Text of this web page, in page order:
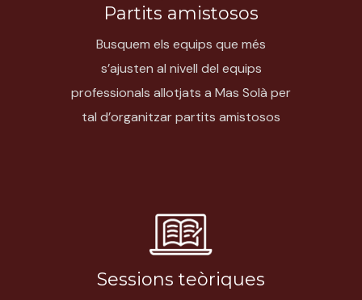
Partits amistosos
Busquem els equips que més
s’ajusten al nivell del equips
professionals allotjats a Mas Solà per
tal d’organitzar partits amistosos
Sessions teòriques